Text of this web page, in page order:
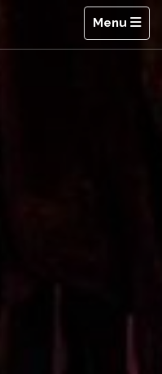
Menu